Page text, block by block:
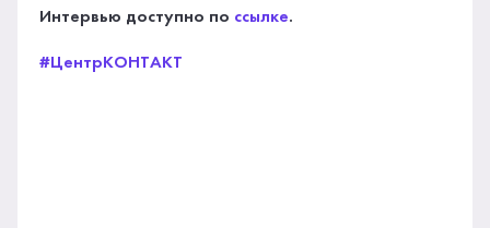
Интервью доступно по ссылке.
#ЦентрКОНТАКТ